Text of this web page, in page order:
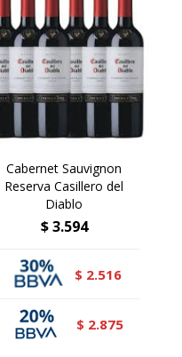
Cabernet Sauvignon
Reserva Casillero del
Diablo
$ 3.594
$ 2.516
$ 2.875